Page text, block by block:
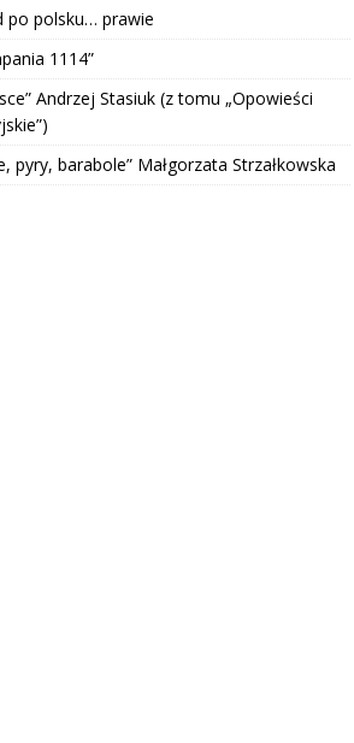
po polsku… prawie
1114”
Andrzej Stasiuk (z tomu „Opowieści
pyry, barabole” Małgorzata Strzałkowska